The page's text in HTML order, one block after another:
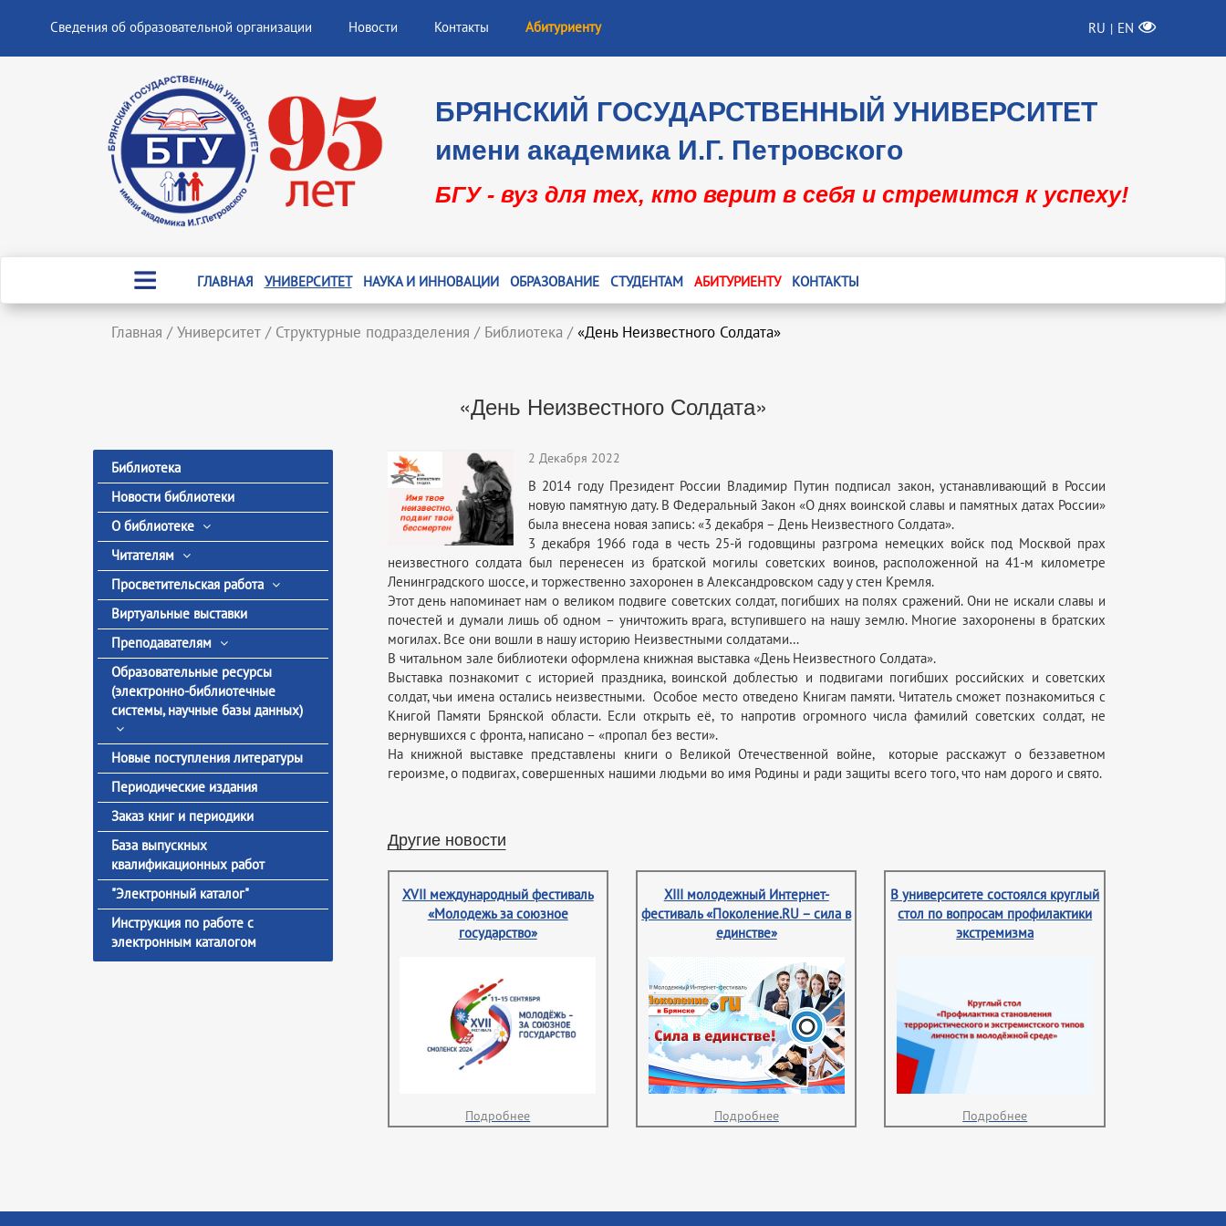
Сведения об образовательной организации Новости Контакты Абитуриенту RU | EN
БРЯНСКИЙ ГОСУДАРСТВЕННЫЙ УНИВЕРСИТЕТ
имени академика И.Г. Петровского
БГУ - вуз для тех, кто верит в себя и стремится к успеху!
ГЛАВНАЯ УНИВЕРСИТЕТ НАУКА И ИННОВАЦИИ ОБРАЗОВАНИЕ СТУДЕНТАМ АБИТУРИЕНТУ КОНТАКТЫ
Главная / Университет / Структурные подразделения / Библиотека / «День Неизвестного Солдата»
«День Неизвестного Солдата»
Библиотека
Новости библиотеки
О библиотеке
Читателям
Просветительская работа
Виртуальные выставки
Преподавателям
Образовательные ресурсы
(электронно-библиотечные
системы, научные базы данных)
Новые поступления литературы
Периодические издания
Заказ книг и периодики
База выпускных
квалификационных работ
"Электронный каталог"
Инструкция по работе с
электронным каталогом
2 Декабря 2022
В 2014 году Президент России Владимир Путин подписал закон, устанавливающий в России
новую памятную дату. В Федеральный Закон «О днях воинской славы и памятных датах России»
была внесена новая запись: «3 декабря – День Неизвестного Солдата».
3 декабря 1966 года в честь 25-й годовщины разгрома немецких войск под Москвой прах
неизвестного солдата был перенесен из братской могилы советских воинов, расположенной на 41-м километре
Ленинградского шоссе, и торжественно захоронен в Александровском саду у стен Кремля.
Этот день напоминает нам о великом подвиге советских солдат, погибших на полях сражений. Они не искали славы и
почестей и думали лишь об одном – уничтожить врага, вступившего на нашу землю. Многие захоронены в братских
могилах. Все они вошли в нашу историю Неизвестными солдатами…
В читальном зале библиотеки оформлена книжная выставка «День Неизвестного Солдата».
Выставка познакомит с историей праздника, воинской доблестью и подвигами погибших российских и советских
солдат, чьи имена остались неизвестными. Особое место отведено Книгам памяти. Читатель сможет познакомиться с
Книгой Памяти Брянской области. Если открыть её, то напротив огромного числа фамилий советских солдат, не
вернувшихся с фронта, написано – «пропал без вести».
На книжной выставке представлены книги о Великой Отечественной войне, которые расскажут о беззаветном
героизме, о подвигах, совершенных нашими людьми во имя Родины и ради защиты всего того, что нам дорого и свято.
Другие новости
XVII международный фестиваль
«Молодежь за союзное
государство»
Подробнее
XIII молодежный Интернет-
фестиваль «Поколение.RU – сила в
единстве»
Подробнее
В университете состоялся круглый
стол по вопросам профилактики
экстремизма
Подробнее